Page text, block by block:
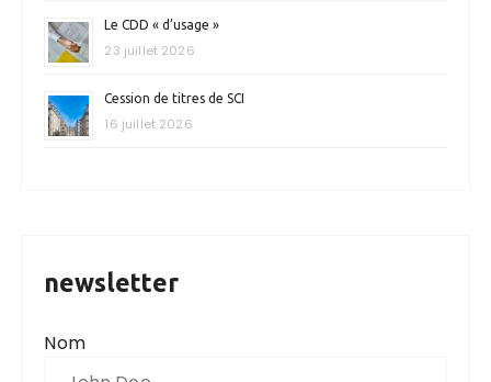
Le CDD « d’usage »
23 juillet 2026
Cession de titres de SCI
16 juillet 2026
newsletter
Nom